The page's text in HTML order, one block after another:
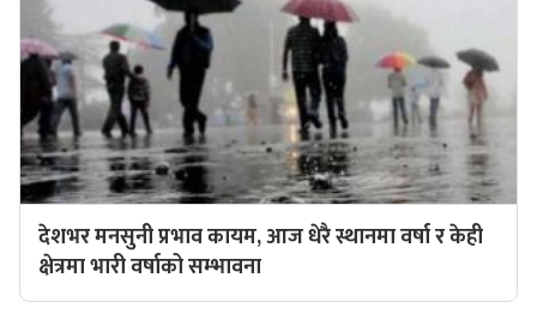
देशभर मनसुनी प्रभाव कायम, आज धेरै स्थानमा वर्षा र केही
क्षेत्रमा भारी वर्षाको सम्भावना